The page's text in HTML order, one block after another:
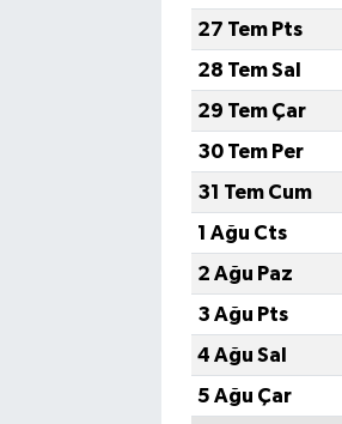
27 Tem Pts
28 Tem Sal
29 Tem Çar
30 Tem Per
31 Tem Cum
1 Ağu Cts
2 Ağu Paz
3 Ağu Pts
4 Ağu Sal
5 Ağu Çar